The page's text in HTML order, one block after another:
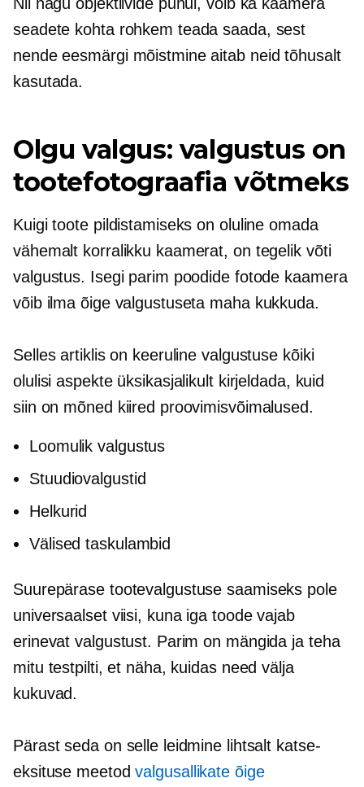
seadete kohta rohkem teada saada, sest
nende eesmärgi mõistmine aitab neid tõhusalt
kasutada.
Olgu valgus: valgustus on
tootefotograafia võtmeks
Kuigi toote pildistamiseks on oluline omada
vähemalt korralikku kaamerat, on tegelik võti
valgustus. Isegi parim poodide fotode kaamera
võib ilma õige valgustuseta maha kukkuda.
Selles artiklis on keeruline valgustuse kõiki
olulisi aspekte üksikasjalikult kirjeldada, kuid
siin on mõned kiired proovimisvõimalused.
Loomulik valgustus
Stuudiovalgustid
Helkurid
Välised taskulambid
Suurepärase tootevalgustuse saamiseks pole
universaalset viisi, kuna iga toode vajab
erinevat valgustust. Parim on mängida ja teha
mitu testpilti, et näha, kuidas need välja
kukuvad.
Pärast seda on selle leidmine lihtsalt katse-
eksituse meetodvalgusallikate õige